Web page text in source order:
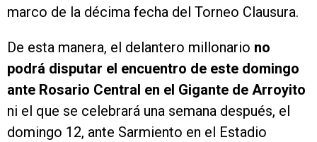
marco de la décima fecha del Torneo Clausura.
De esta manera, el delantero millonario no
podrá disputar el encuentro de este domingo
ante Rosario Central en el Gigante de Arroyito
ni el que se celebrará una semana después, el
domingo 12, ante Sarmiento en el Estadio